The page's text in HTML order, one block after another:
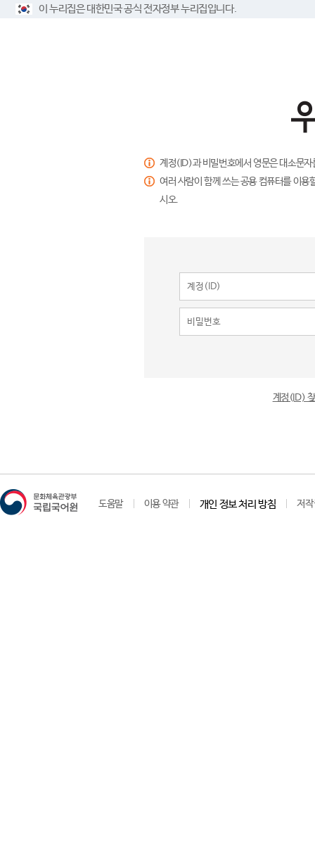
이 누리집은 대한민국 공식 전자정부 누리집입니다.
계정(ID)과 비밀번호에서 영문은 대소문
여러 사람이 함께 쓰는 공용 컴퓨터를 이
시오.
계정(ID)
도움말 이용 약관 개인 정보 처리 방침 저